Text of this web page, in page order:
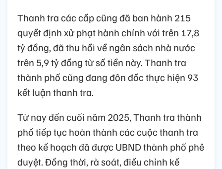
Thanh tra các cấp cũng đã ban hành 215
quyết định xử phạt hành chính với trên 17,8
tỷ đồng, đã thu hồi về ngân sách nhà nước
trên 5,9 tỷ đồng từ số tiền này. Thanh tra
thành phố cũng đang đôn đốc thực hiện 93
kết luận thanh tra.
Từ nay đến cuối năm 2025, Thanh tra thành
phố tiếp tục hoàn thành các cuộc thanh tra
theo kế hoạch đã được UBND thành phố phê
duyệt. Đồng thời, rà soát, điều chỉnh kế